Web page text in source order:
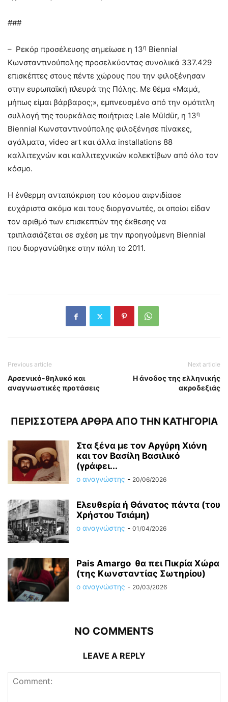
###
– Ρεκόρ προσέλευσης σημείωσε η 13η Biennial
Κωνσταντινούπολης προσελκύοντας συνολικά 337.429
επισκέπτες στους πέντε χώρους που την φιλοξένησαν
στην ευρωπαϊκή πλευρά της Πόλης. Με θέμα «Μαμά,
μήπως είμαι βάρβαρος;», εμπνευσμένο από την ομότιτλη
συλλογή της τουρκάλας ποιήτριας Lale Müldür, η 13η
Biennial Κωνσταντινούπολης φιλοξένησε πίνακες,
αγάλματα, video art και άλλα installations 88
καλλιτεχνών και καλλιτεχνικών κολεκτίβων από όλο τον
κόσμο.
Η ένθερμη ανταπόκριση του κόσμου αιφνιδίασε
ευχάριστα ακόμα και τους διοργανωτές, οι οποίοι είδαν
τον αριθμό των επισκεπτών της έκθεσης να
τριπλασιάζεται σε σχέση με την προηγούμενη Biennial
που διοργανώθηκε στην πόλη το 2011.
Previous article
Αρσενικό-θηλυκό και
αναγνωστικές προτάσεις
Next article
Η άνοδος της ελληνικής
ακροδεξιάς
ΠΕΡΙΣΣΟΤΕΡΑ ΑΡΘΡΑ ΑΠΟ ΤΗΝ ΚΑΤΗΓΟΡΙΑ
Στα ξένα με τον Αργύρη Χιόνη
και τον Βασίλη Βασιλικό
(γράφει...
ο αναγνώστης - 20/06/2026
Ελευθερία ή Θάνατος πάντα (του
Χρήστου Τσιάμη)
ο αναγνώστης - 01/04/2026
Pais Amargo θα πει Πικρία Χώρα
(της Κωνσταντίας Σωτηρίου)
ο αναγνώστης - 20/03/2026
NO COMMENTS
LEAVE A REPLY